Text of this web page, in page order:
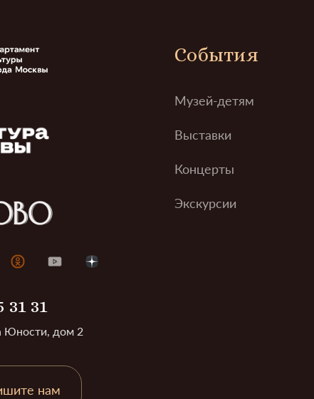
31 31
Юности, дом 2
нам
События
Музей-детям
Выставки
Концерты
Экскурсии